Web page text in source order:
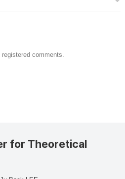
registered comments.
for Theoretical